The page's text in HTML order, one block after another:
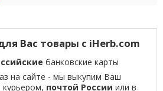
Вас товары с iHerb.com
банковские карты
на сайте - мы выкупим Ваш
курьером, почтой России или в